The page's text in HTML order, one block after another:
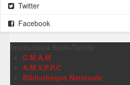
Twitter
Facebook
C.M.A.M
A.M.V.P.P.C
Bibliothèque Nationale